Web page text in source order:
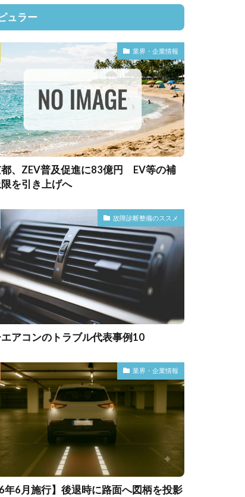
ュラー
業界・企業情報
、ZEV普及促進に83億円 EV等の補
を引き上げへ
故障診断整備のススメ
エアコンのトラブル代表事例10
業界・企業情報
年6月施行】後退時に路面へ図柄を投影